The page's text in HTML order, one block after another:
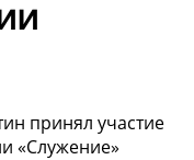
принял участие
«Служение»